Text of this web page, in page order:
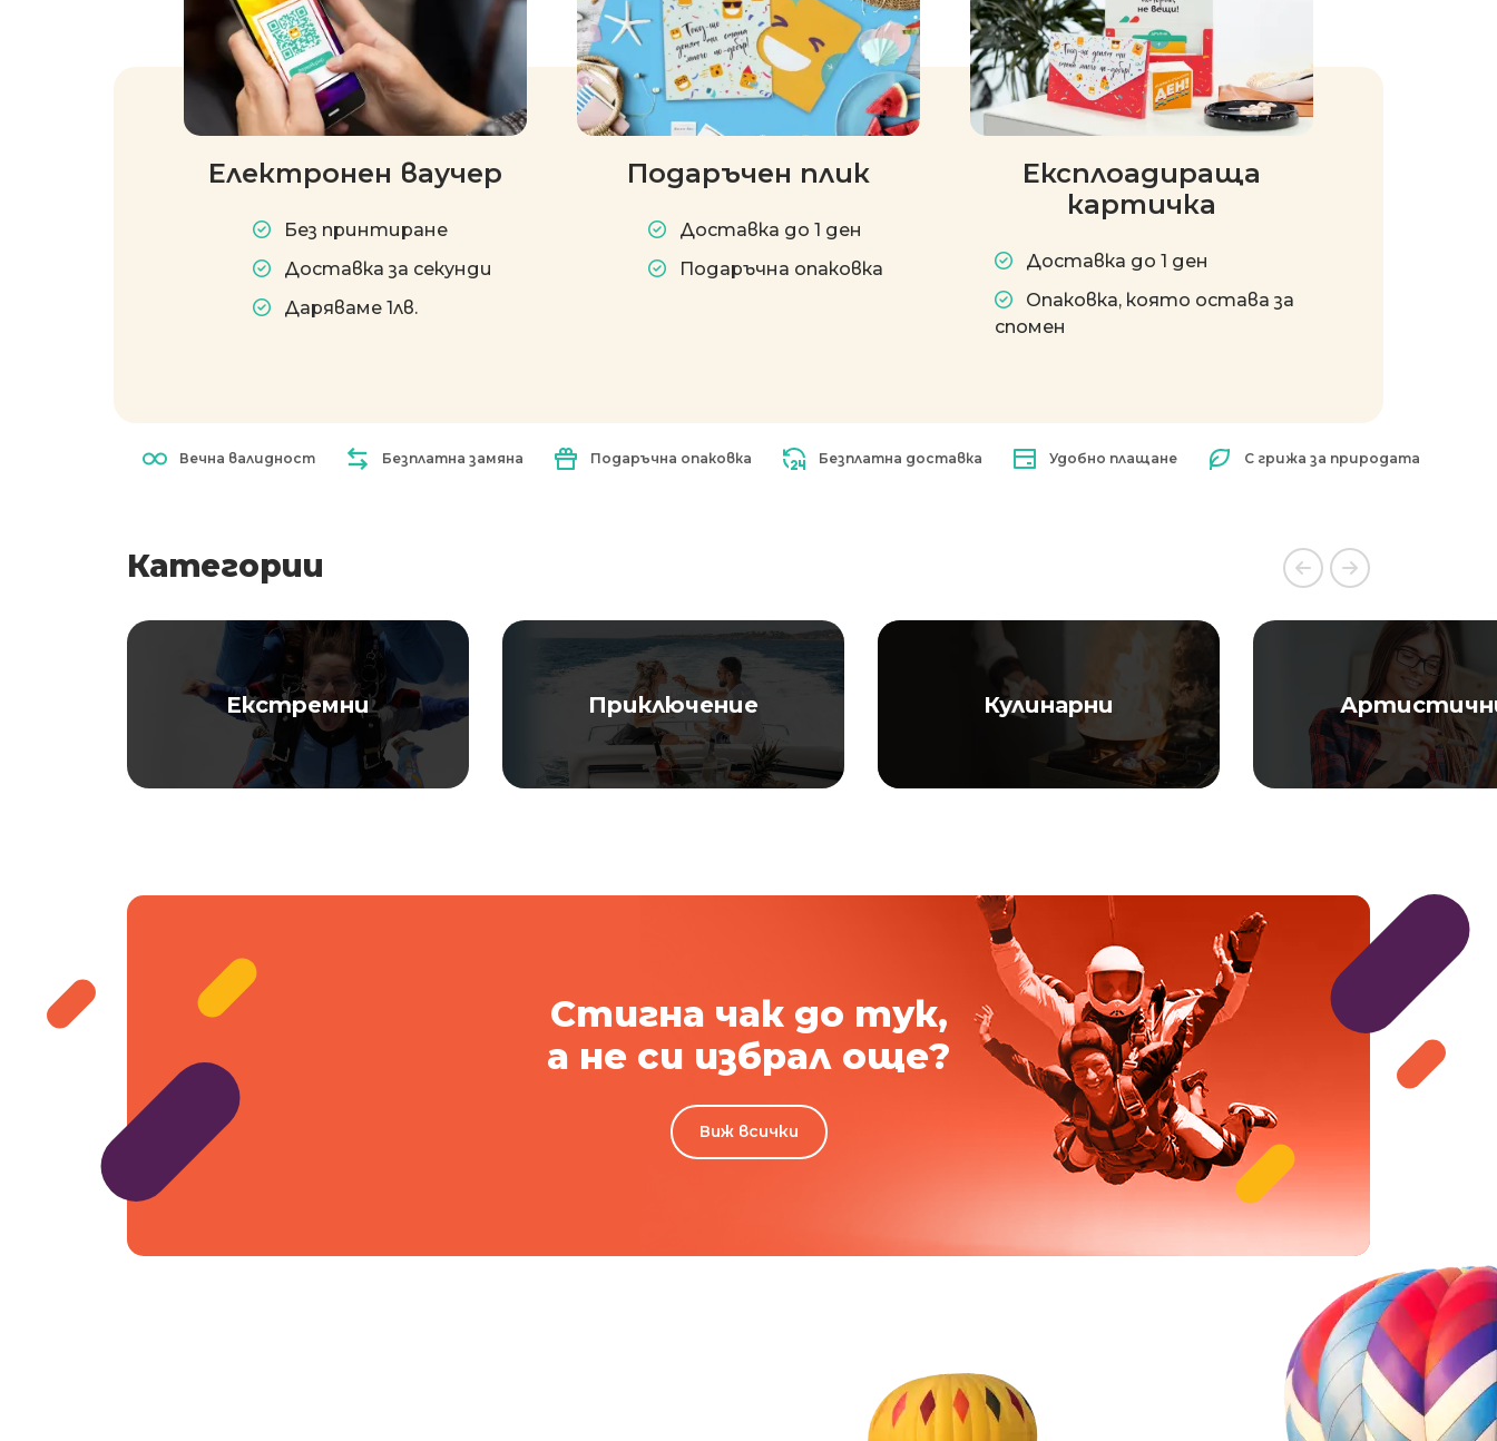
Електронен ваучер
Без принтиране
Доставка за секунди
Даряваме 1лв.
Подаръчен плик
Доставка до 1 ден
Подаръчна опаковка
Експлоадираща
картичка
Доставка до 1 ден
Опаковка, която остава за
спомен
Вечна валидност Безплатна замяна Подаръчна опаковка Безплатна доставка Удобно плащане С грижа за природата
Категории
Екстремни Приключение Кулинарни
Стигна чак до тук,
а не си избрал още?
Виж всички